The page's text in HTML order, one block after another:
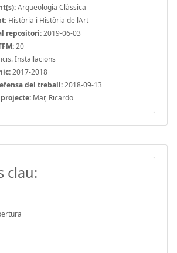
Arqueologia Clàssica
Història i Història de lArt
repositori:2019-06-03
20
Instal·lacions
2017-2018
del treball:2018-09-13
Mar, Ricardo
clau: